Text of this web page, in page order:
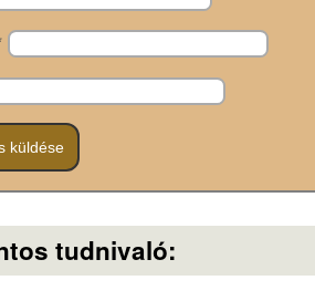
tudnivaló: